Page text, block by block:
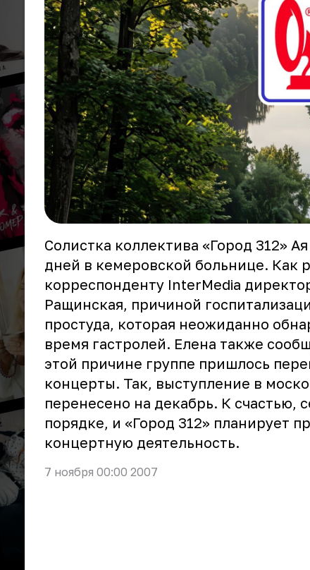
Солистка коллектива «Город 312»
дней в кемеровской больнице. Как
корреспонденту InterMedia
Ращинская, причиной
простуда, которая неожиданно
время гастролей. Елена также
этой причине группе пришлось
концерты. Так, выступление в
перенесено на декабрь. К счастью,
порядке, и «Город 312» планирует
концертную деятельность.
7 ноября 00:00 2007